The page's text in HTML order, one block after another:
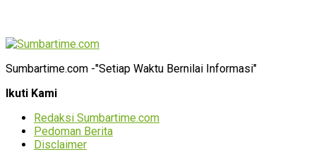
Sumbartime.com -"Setiap Waktu Bernilai Informasi"
Ikuti Kami
Redaksi Sumbartime.com
Pedoman Berita
Disclaimer